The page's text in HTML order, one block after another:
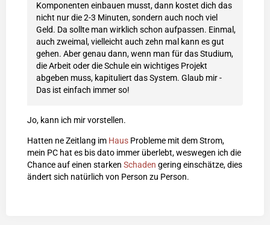
Komponenten einbauen musst, dann kostet dich das
nicht nur die 2-3 Minuten, sondern auch noch viel
Geld. Da sollte man wirklich schon aufpassen. Einmal,
auch zweimal, vielleicht auch zehn mal kann es gut
gehen. Aber genau dann, wenn man für das Studium,
die Arbeit oder die Schule ein wichtiges Projekt
abgeben muss, kapituliert das System. Glaub mir -
Das ist einfach immer so!
Jo, kann ich mir vorstellen.
Hatten ne Zeitlang im Haus Probleme mit dem Strom,
mein PC hat es bis dato immer überlebt, weswegen ich die
Chance auf einen starken Schaden gering einschätze, dies
ändert sich natürlich von Person zu Person.